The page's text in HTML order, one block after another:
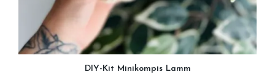
DIY-Kit Minikompis Lamm